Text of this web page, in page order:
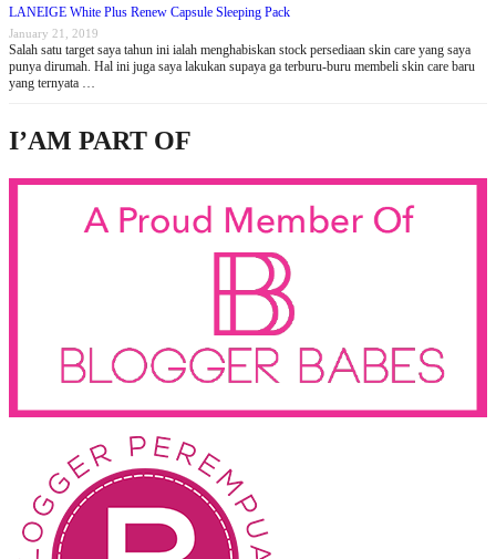
LANEIGE White Plus Renew Capsule Sleeping Pack
January 21, 2019
Salah satu target saya tahun ini ialah menghabiskan stock persediaan skin care yang saya
punya dirumah. Hal ini juga saya lakukan supaya ga terburu-buru membeli skin care baru
yang ternyata …
I’AM PART OF